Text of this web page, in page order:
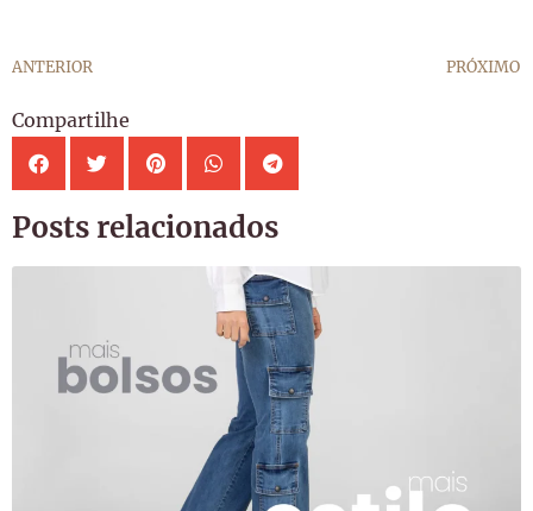
ANTERIOR PRÓXIMO
Compartilhe
Posts relacionados